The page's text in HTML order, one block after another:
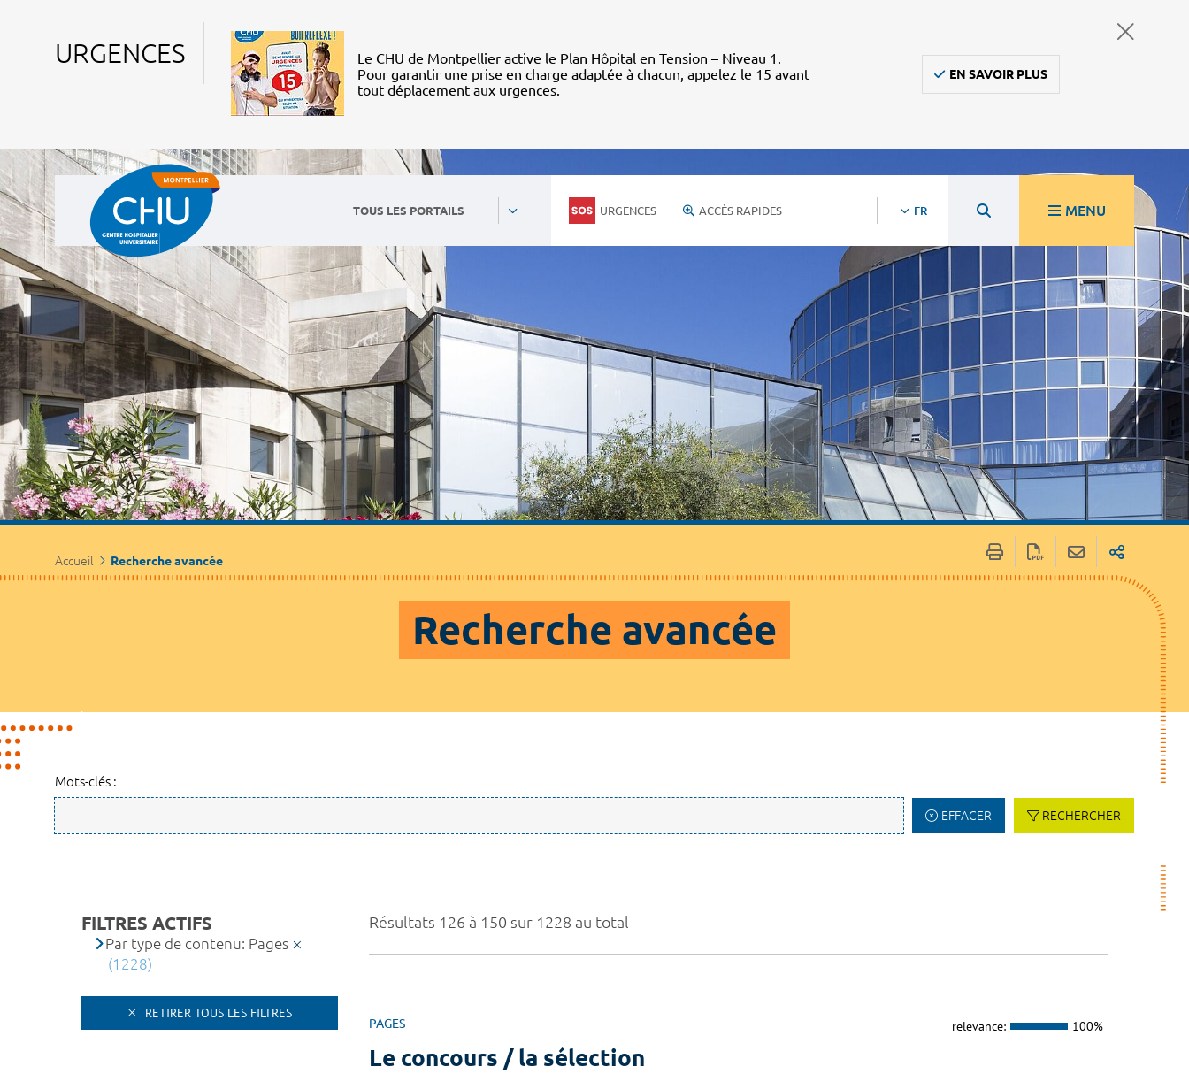
URGENCES
Le CHU de Montpellier active le Plan Hôpital en Tension – Niveau 1.
Pour garantir une prise en charge adaptée à chacun, appelez le 15 avant
tout déplacement aux urgences.
EN SAVOIR PLUS
TOUS LES PORTAILS URGENCES ACCÈS RAPIDES FR MENU
Accueil Recherche avancée
Recherche avancée
Mots-clés :
EFFACER RECHERCHER
Résultats 126 à 150 sur 1228 au total
PAGES relevance: 100%
Le concours / la sélection
FILTRES ACTIFS
Par type de contenu: Pages
(1228)
RETIRER TOUS LES FILTRES